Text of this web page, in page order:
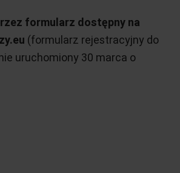
formularz dostępny na
(formularz rejestracyjny do
uruchomiony 30 marca o